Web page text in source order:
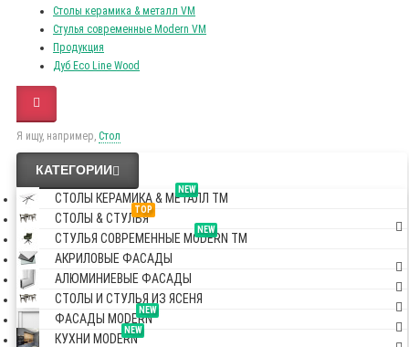
Столы керамика & металл VM
Стулья современные Modern VM
Продукция
Дуб Eco Line Wood
Я ищу, например, Стол
КАТЕГОРИИ
NEW
СТОЛЫ КЕРАМИКА & МЕТАЛЛ TM
TOP
СТОЛЫ & СТУЛЬЯ
NEW
СТУЛЬЯ СОВРЕМЕННЫЕ MODERN TM
АКРИЛОВЫЕ ФАСАДЫ
АЛЮМИНИЕВЫЕ ФАСАДЫ
СТОЛЫ И СТУЛЬЯ ИЗ ЯСЕНЯ
NEW
ФАСАДЫ MODERN
NEW
КУХНИ MODERN